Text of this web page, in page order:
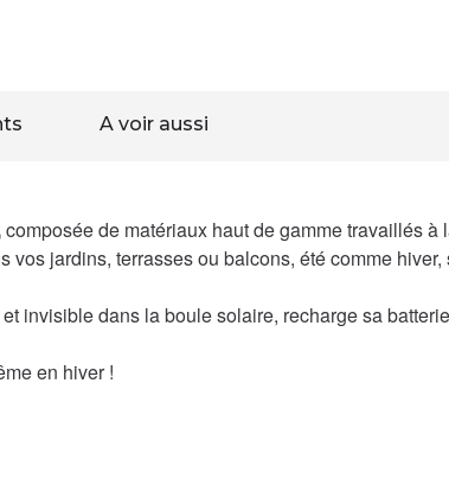
A voir aussi
composéede matériaux haut de gamme travaillés
jardins, terrasses ou balcons, été comme
invisible dans la boule solaire, recharge sa
en hiver !